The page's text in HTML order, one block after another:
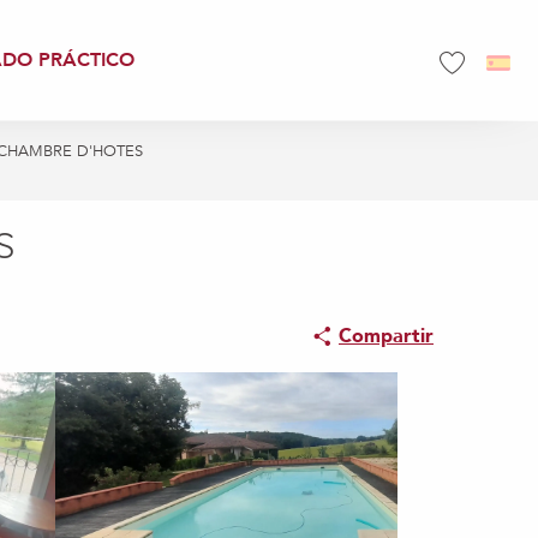
PRÁCTICO
D'HOTES
Compartir